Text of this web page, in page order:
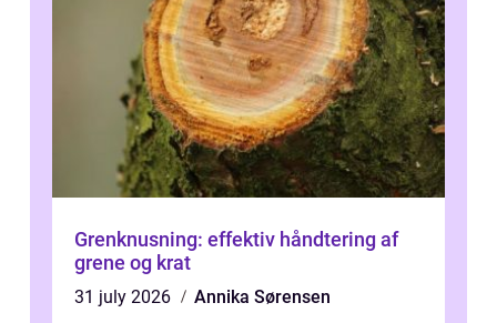
Grenknusning: effektiv håndtering af
grene og krat
31 july 2026
Annika Sørensen